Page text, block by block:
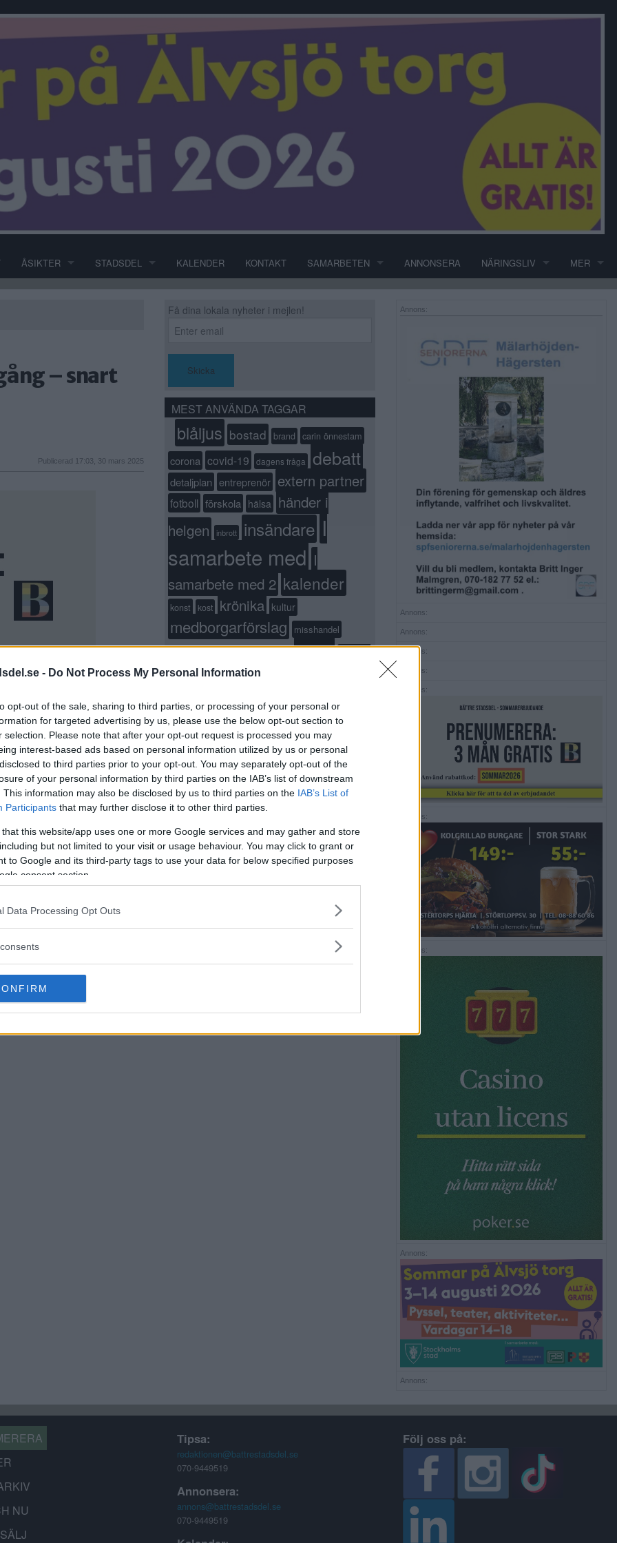
- Do Not Process My Personal Information
opt-out of the sale, sharing to third parties, or processing of your personal or
for targeted advertising by us, please use the below opt-out section to
selection. Please note that after your opt-out request is processed you may
interest-based ads based on personal information utilized by us or personal
to third parties prior to your opt-out. You may separately opt-out of the
of your personal information by third parties on the IAB’s list of downstream
This information may also be disclosed by us to third parties on the IAB’s List of
Participants that may further disclose it to other third parties.
that this website/app uses one or more Google services and may gather and store
but not limited to your visit or usage behaviour. You may click to grant or
to Google and its third-party tags to use your data for below specified purposes
consent section.
Data Processing Opt Outs
ÅSIKTER STADSDEL KALENDER KONTAKT SAMARBETEN ANNONSERA NÄRINGSLIV MER
– snart
Publicerad 17:03, 30 mars 2025
Få dina lokala nyheter i mejlen!
Skicka
MEST ANVÄNDA TAGGAR
blåljus bostad brand carin önnestam
corona covid-19 dagens fråga debatt
detaljplan entreprenör extern partner
fotboll förskola hälsa händer i
helgen
inbrott insändare I
samarbete med I
samarbete med 2 kalender
konst kost krönika kultur
medborgarförslag
misshandel
polis
stockholm restaurang
stadsdelsnämnden
StockholmsStad svenska kyrkan
trafikolycka träning vänsterpartiet
Annons:
Annons:
Annons:
Annons:
Annons:
Annons:
Annons:
Annons:
Annons:
Annons:
NU
Tipsa:
redaktionen@battrestadsdel.se
070-9449519
Annonsera:
annons@battrestadsdel.se
070-9449519
Följ oss på: